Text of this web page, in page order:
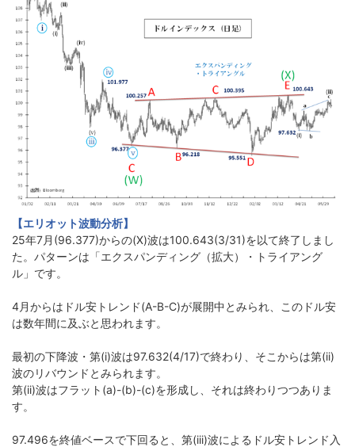
【エリオット波動分析】
25年7月(96.377)からの(X)波は100.643(3/31)を以て終了しまし
た。パターンは「エクスパンディング（拡大）・トライアング
ル」です。
4月からはドル安トレンド(A-B-C)が展開中とみられ、このドル安
は数年間に及ぶと思われます。
最初の下降波・第(i)波は97.632(4/17)で終わり、そこからは第(ii)
波のリバウンドとみられます。
第(ii)波はフラット(a)-(b)-(c)を形成し、それは終わりつつありま
す。
97.496を終値ベースで下回ると、第(iii)波によるドル安トレンド入